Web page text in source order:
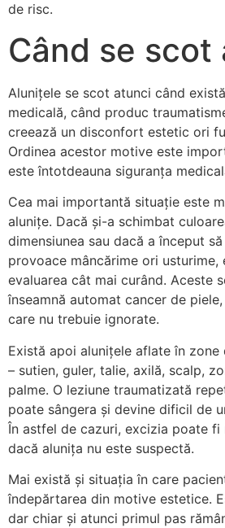
de risc.
Când se scot
Alunițele se scot atunci când
medicală, când produc
creează un disconfort estetic ori
Ordinea acestor motive este
este întotdeauna siguranța
Cea mai importantă situație este
alunițe. Dacă și-a schimbat
dimensiunea sau dacă a început
provoace mâncărime ori usturime,
evaluarea cât mai curând. Aceste
înseamnă automat cancer de
care nu trebuie ignorate.
Există apoi alunițele aflate în
– sutien, guler, talie, axilă, scalp,
palme. O leziune traumatizată
poate sângera și devine dificil de
În astfel de cazuri, excizia poate fi
dacă alunița nu este suspectă.
Mai există și situația în care
îndepărtarea din motive estetice.
dar chiar și atunci primul pas